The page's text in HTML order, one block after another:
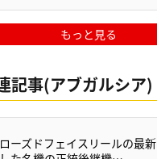
もっと見る
記事(アブガルシア)
ーズドフェイスリールの最新